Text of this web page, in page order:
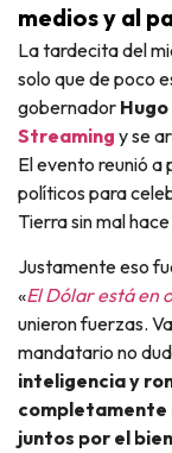
medios y al
La tardecita del miércoles se puso ideal y no tuvo que ver
solo que de poco
gobernador
Streaming y se
El evento reunió a
políticos para
Tierra sin mal
Justamente eso
«El Dólar está en
unieron fuerzas.
mandatario no
inteligencia y
completamente
juntos por el